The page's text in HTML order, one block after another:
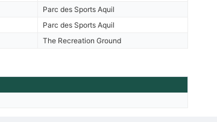
Parc des Sports Aquil
Parc des Sports Aquil
The Recreation Ground